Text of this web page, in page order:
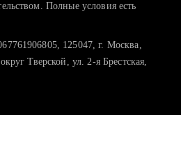
Полные условия есть
125047, г. Москва,
Тверской, ул. 2-я Брестская,